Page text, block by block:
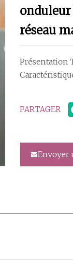
réseau
Présentation
PARTAGER
Envoyer